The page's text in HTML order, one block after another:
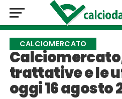
CALCIOMERCATO
trattative e le
oggi 16 agosto